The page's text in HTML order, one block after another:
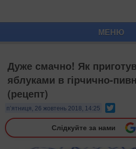
МЕНЮ
Дуже смачно! Як
яблуками в гірчично-
(рецепт)
п’ятниця, 26 жовтень 2018, 14:25
Слідкуйте за нами